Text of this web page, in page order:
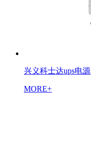
兴义科士达ups电源
MORE+